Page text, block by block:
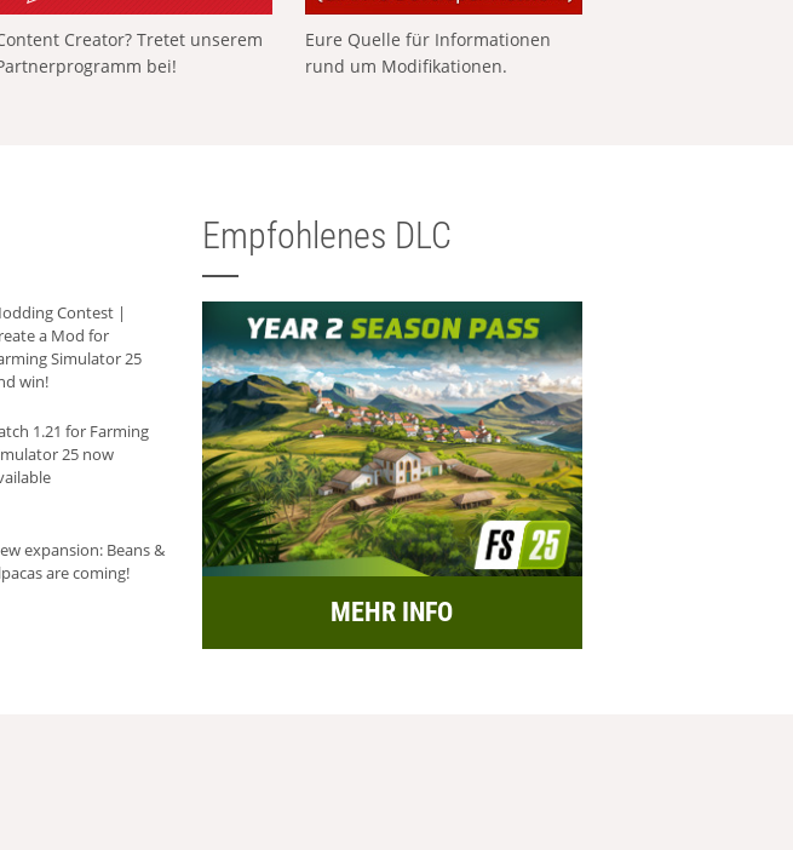
Creator? Tretet unserem
bei!
Eure Quelle für Informationen
rund um Modifikationen.
Contest |
a Mod for
Simulator 25
win!
1.21 for Farming
25 now
expansion: Beans &
are coming!
Empfohlenes DLC
MEHR INFO